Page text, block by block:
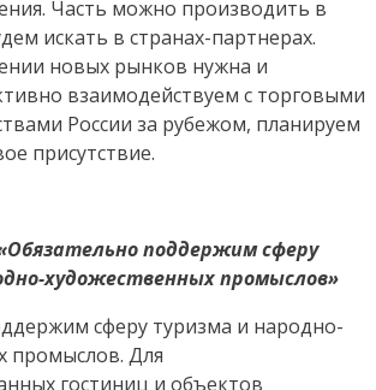
Часть можно производить в
искать в странах-партнерах.
новых рынков нужна и
взаимодействуем с торговыми
России за рубежом, планируем
присутствие.
поддержим сферу
художественных промыслов»
сферу туризма и народно-
промыслов. Для
гостиниц и объектов